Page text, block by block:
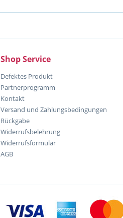
Shop Service
Defektes Produkt
Partnerprogramm
Kontakt
Versand und Zahlungsbedingungen
Rückgabe
Widerrufsbelehrung
Widerrufsformular
AGB